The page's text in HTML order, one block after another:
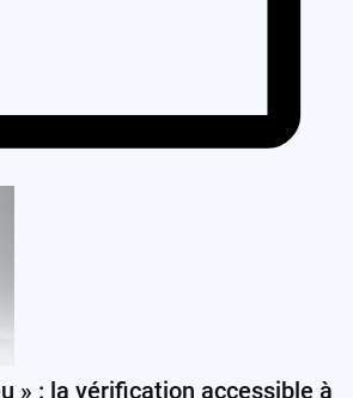
» : la vérification accessible à